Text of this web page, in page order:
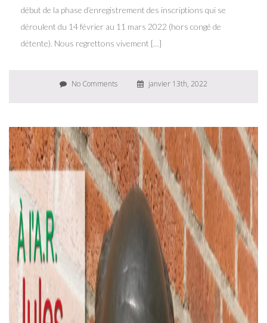
début de la phase d’enregistrement des inscriptions qui se
déroulent du 14 février au 11 mars 2022 (hors congé de
détente). Nous regrettons vivement […]
No Comments janvier 13th, 2022